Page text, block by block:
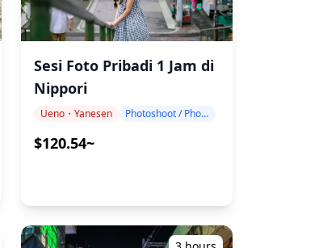
Sesi Foto Pribadi 1 Jam di
Nippori
Ueno・Yanesen Photoshoot / Photo tour
$120.54~